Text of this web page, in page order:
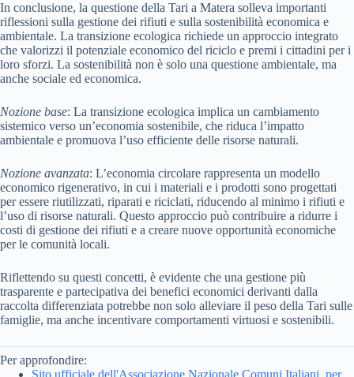
In conclusione, la questione della Tari a Matera solleva importanti
riflessioni sulla gestione dei rifiuti e sulla sostenibilità economica e
ambientale. La transizione ecologica richiede un approccio integrato
che valorizzi il potenziale economico del riciclo e premi i cittadini per i
loro sforzi. La sostenibilità non è solo una questione ambientale, ma
anche sociale ed economica.
Nozione base: La transizione ecologica implica un cambiamento
sistemico verso un’economia sostenibile, che riduca l’impatto
ambientale e promuova l’uso efficiente delle risorse naturali.
Nozione avanzata: L’economia circolare rappresenta un modello
economico rigenerativo, in cui i materiali e i prodotti sono progettati
per essere riutilizzati, riparati e riciclati, riducendo al minimo i rifiuti e
l’uso di risorse naturali. Questo approccio può contribuire a ridurre i
costi di gestione dei rifiuti e a creare nuove opportunità economiche
per le comunità locali.
Riflettendo su questi concetti, è evidente che una gestione più
trasparente e partecipativa dei benefici economici derivanti dalla
raccolta differenziata potrebbe non solo alleviare il peso della Tari sulle
famiglie, ma anche incentivare comportamenti virtuosi e sostenibili.
Per approfondire: